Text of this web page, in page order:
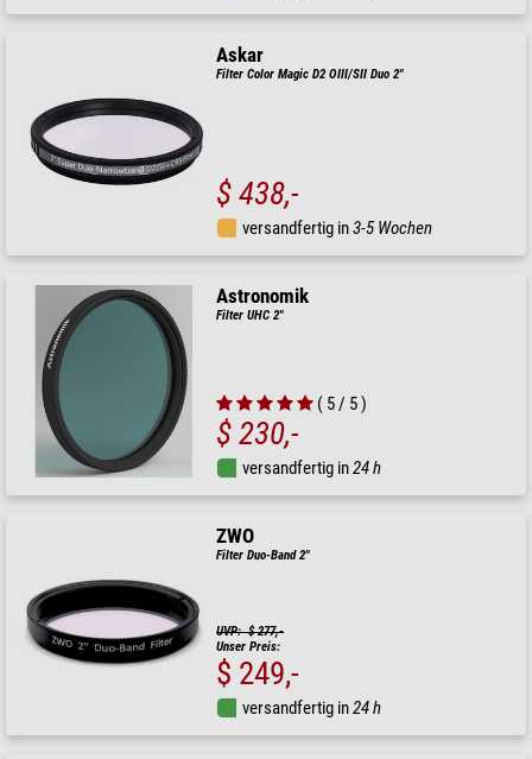
Askar
Filter Color Magic D2 OIII/SII Duo 2"
$ 438,-
versandfertig in3-5 Wochen
Astronomik
Filter UHC 2"
( 5 / 5 )
$ 230,-
versandfertig in24 h
ZWO
Filter Duo-Band 2"
UVP: $ 277,-
Unser Preis:
$ 249,-
versandfertig in24 h